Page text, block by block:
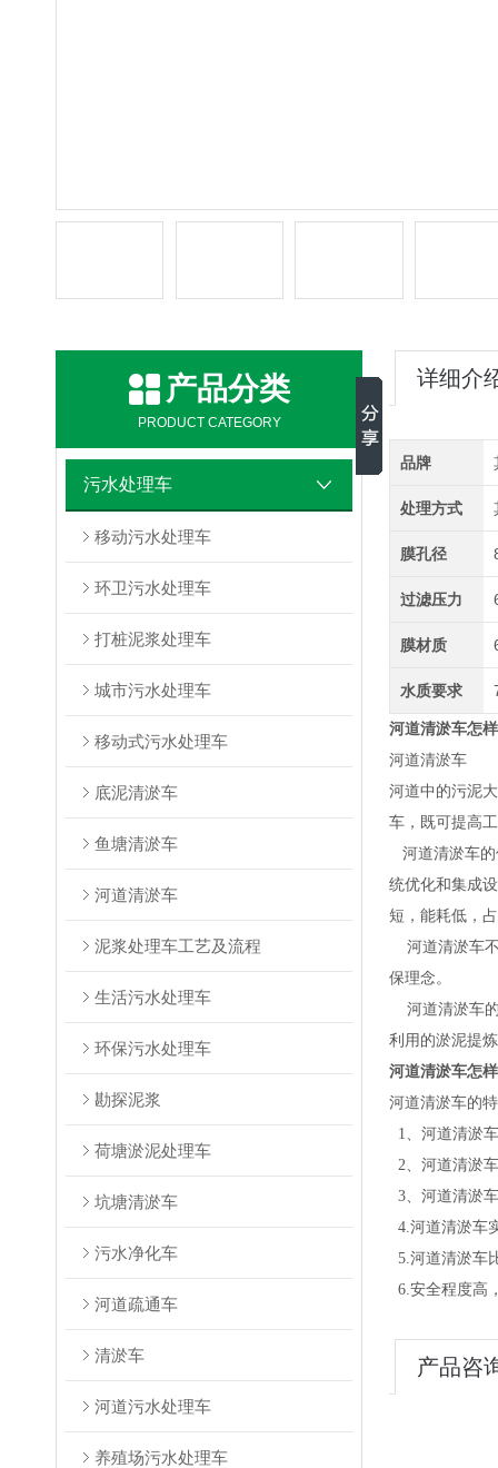
产品分类
PRODUCT CATEGORY
污水处理车
移动污水处理车
环卫污水处理车
打桩泥浆处理车
城市污水处理车
移动式污水处理车
底泥清淤车
鱼塘清淤车
河道清淤车
泥浆处理车工艺及流程
生活污水处理车
环保污水处理车
勘探泥浆
荷塘淤泥处理车
坑塘清淤车
污水净化车
河道疏通车
清淤车
河道污水处理车
养殖场污水处理车
详细介
品牌
处理方式
膜孔径
过滤压力
膜材质
水质要求
河道清淤车怎
河道清淤车
河道中的污泥
车，既可提高
河道清淤车的
统优化和集成
短，能耗低，
河道清淤车不
保理念。
河道清淤车的
利用的淤泥提
河道清淤车怎
河道清淤车的
1、河道清淤
2、河道清淤
3、河道清淤
4.河道清淤车
5.河道清淤车
6.安全程度高
产品咨